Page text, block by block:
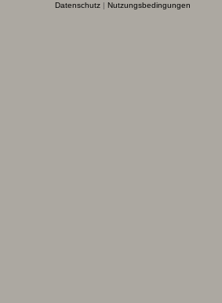
Datenschutz| Nutzungsbedingungen